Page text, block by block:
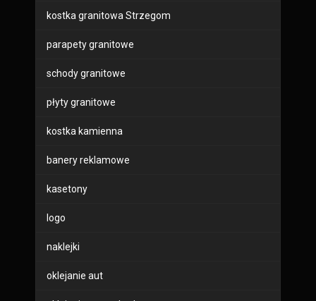
kostka granitowa Strzegom
parapety granitowe
schody granitowe
płyty granitowe
kostka kamienna
banery reklamowe
kasetony
logo
naklejki
oklejanie aut